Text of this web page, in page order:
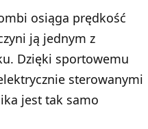
osiąga prędkość
ją jednym z
Dzięki sportowemu
sterowanymi
jest tak samo